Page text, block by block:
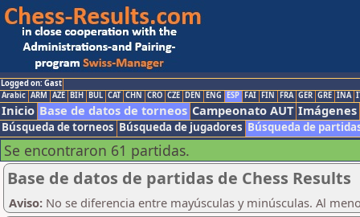
Logged on: Gast
Arabic ARM AZE BIH BUL CAT CHN CRO CZE DEN ENG ESP FAI FIN FRA GER GRE INA
Inicio Base de datos de torneos Campeonato AUT Imágenes
Búsqueda de torneos Búsqueda de jugadores Búsqueda de
Se encontraron 61 partidas.
Base de datos de partidas de Chess Results
Aviso: No se diferencia entre mayúsculas y minúsculas. Al